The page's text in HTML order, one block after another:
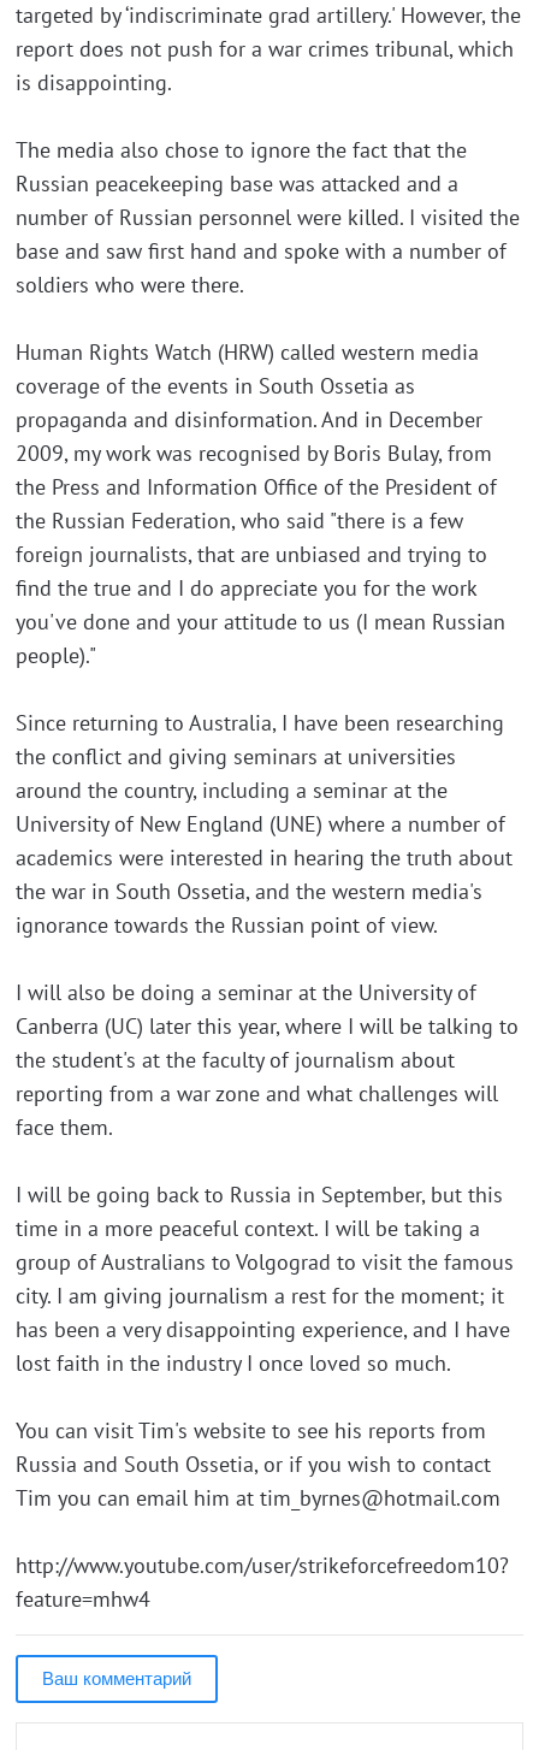
targeted by ‘indiscriminate grad artillery.' However, the
report does not push for a war crimes tribunal, which
is disappointing.
The media also chose to ignore the fact that the
Russian peacekeeping base was attacked and a
number of Russian personnel were killed. I visited the
base and saw first hand and spoke with a number of
soldiers who were there.
Human Rights Watch (HRW) called western media
coverage of the events in South Ossetia as
propaganda and disinformation. And in December
2009, my work was recognised by Boris Bulay, from
the Press and Information Office of the President of
the Russian Federation, who said "there is a few
foreign journalists, that are unbiased and trying to
find the true and I do appreciate you for the work
you've done and your attitude to us (I mean Russian
people)."
Since returning to Australia, I have been researching
the conflict and giving seminars at universities
around the country, including a seminar at the
University of New England (UNE) where a number of
academics were interested in hearing the truth about
the war in South Ossetia, and the western media's
ignorance towards the Russian point of view.
I will also be doing a seminar at the University of
Canberra (UC) later this year, where I will be talking to
the student's at the faculty of journalism about
reporting from a war zone and what challenges will
face them.
I will be going back to Russia in September, but this
time in a more peaceful context. I will be taking a
group of Australians to Volgograd to visit the famous
city. I am giving journalism a rest for the moment; it
has been a very disappointing experience, and I have
lost faith in the industry I once loved so much.
You can visit Tim's website to see his reports from
Russia and South Ossetia, or if you wish to contact
Tim you can email him at tim_byrnes@hotmail.com
http://www.youtube.com/user/strikeforcefreedom10?
feature=mhw4
Ваш комментарий